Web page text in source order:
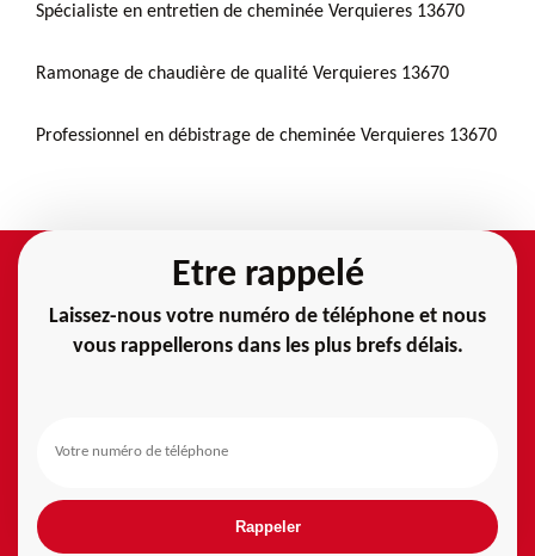
Spécialiste en entretien de cheminée Verquieres 13670
Ramonage de chaudière de qualité Verquieres 13670
Professionnel en débistrage de cheminée Verquieres 13670
Etre rappelé
Laissez-nous votre numéro de téléphone et nous
vous rappellerons dans les plus brefs délais.